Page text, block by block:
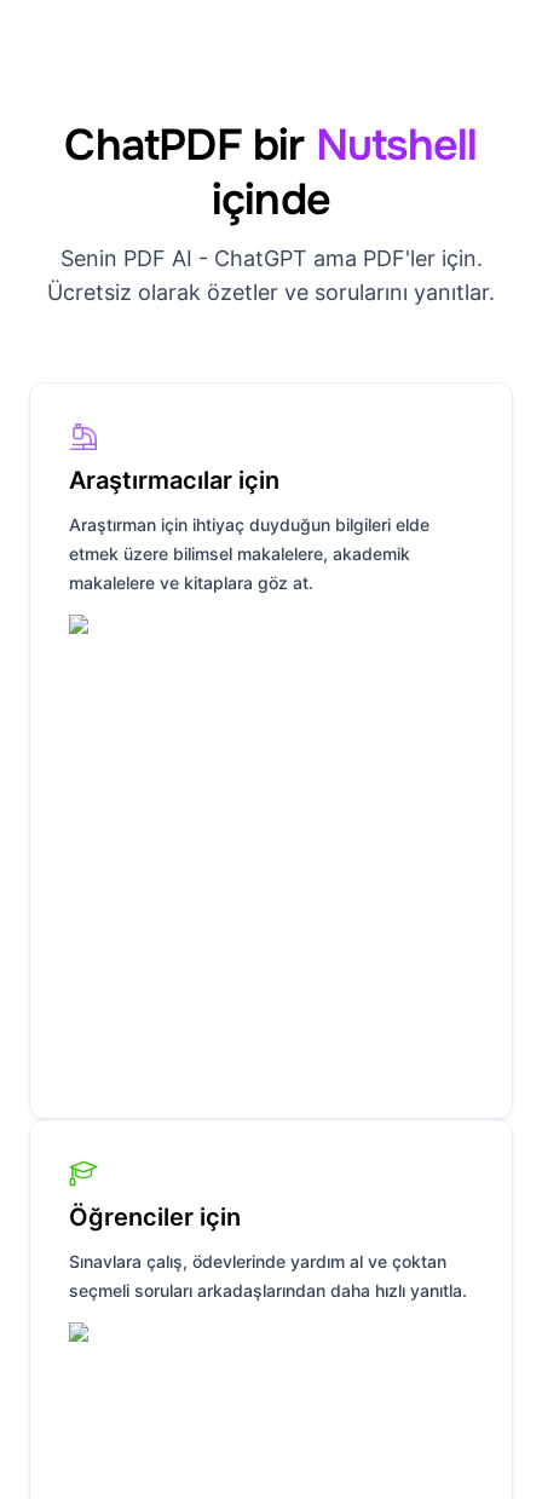
ChatPDF bir Nutshell
içinde
Senin PDF AI - ChatGPT ama PDF'ler için.
Ücretsiz olarak özetler ve sorularını yanıtlar.
Araştırmacılar için
Araştırman için ihtiyaç duyduğun bilgileri elde
etmek üzere bilimsel makalelere, akademik
makalelere ve kitaplara göz at.
Öğrenciler için
Sınavlara çalış, ödevlerinde yardım al ve çoktan
seçmeli soruları arkadaşlarından daha hızlı yanıtla.